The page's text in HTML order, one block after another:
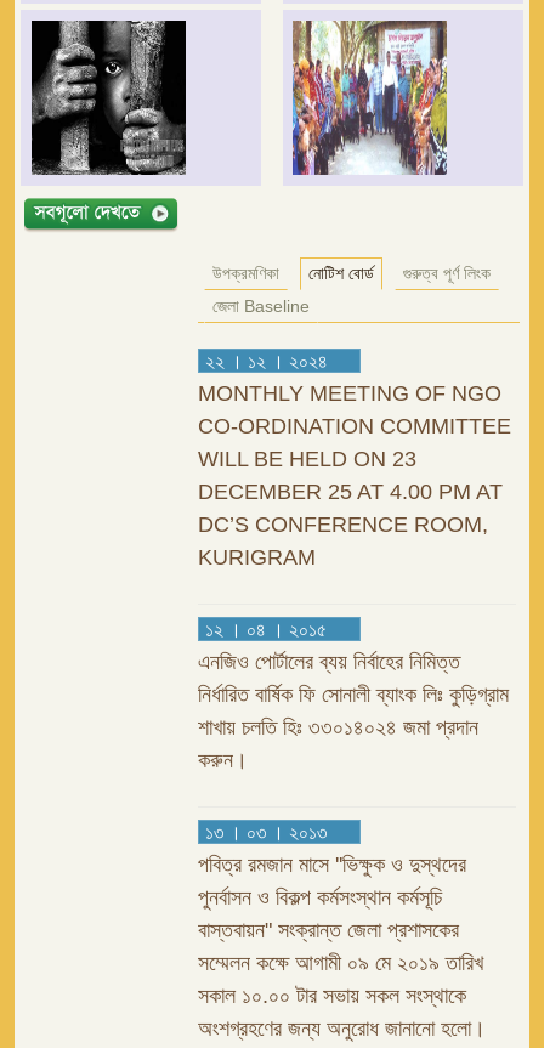
উপক্রমণিকা নোটিশ বোর্ড
গুরুত্ব পূর্ণ লিংক
জেলা Baseline
২২ । ১২ । ২০২৪
MONTHLY MEETING OF NGO
CO-ORDINATION COMMITTEE
WILL BE HELD ON 23
DECEMBER 25 AT 4.00 PM AT
DC’S CONFERENCE ROOM,
KURIGRAM
১২ । ০৪ । ২০১৫
এনজিও পোর্টালের ব্যয় নির্বাহের নিমিত্ত
নির্ধারিত বার্ষিক ফি সোনালী ব্যাংক লিঃ কুড়িগ্রাম
শাখায় চলতি হিঃ ৩৩০১৪০২৪ জমা প্রদান
করুন।
১৩ । ০৩ । ২০১৩
পবিত্র রমজান মাসে ''ভিক্ষুক ও দুস্থদের
পুনর্বাসন ও বিকল্প কর্মসংস্থান কর্মসূচি
বাস্তবায়ন" সংক্রান্ত জেলা প্রশাসকের
সম্মেলন কক্ষে আগামী ০৯ মে ২০১৯ তারিখ
সকাল ১০.০০ টার সভায় সকল সংস্থাকে
অংশগ্রহণের জন্য অনুরোধ জানানো হলো।